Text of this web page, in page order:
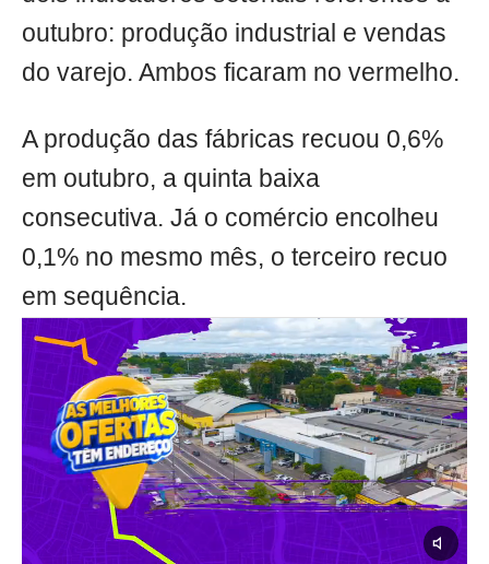
outubro: produção industrial e vendas
do varejo. Ambos ficaram no vermelho.
A produção das fábricas recuou 0,6%
em outubro, a quinta baixa
consecutiva. Já o comércio encolheu
0,1% no mesmo mês, o terceiro recuo
em sequência.